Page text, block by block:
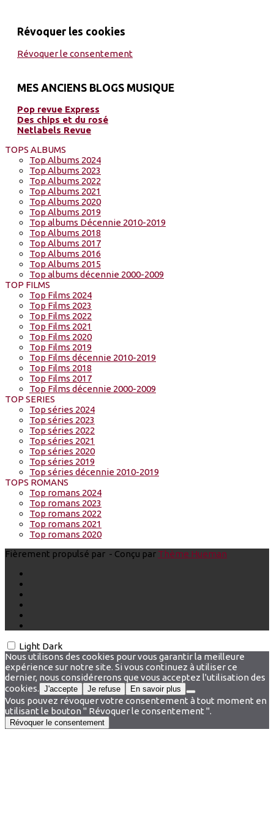
Révoquer les cookies
Révoquer le consentement
MES ANCIENS BLOGS MUSIQUE
Pop revue Express
Des chips et du rosé
Netlabels Revue
TOPS ALBUMS
Top Albums 2024
Top Albums 2023
Top Albums 2022
Top Albums 2021
Top Albums 2020
Top Albums 2019
Top albums Décennie 2010-2019
Top Albums 2018
Top Albums 2017
Top Albums 2016
Top Albums 2015
Top albums décennie 2000-2009
TOP FILMS
Top Films 2024
Top Films 2023
Top Films 2022
Top Films 2021
Top Films 2020
Top Films 2019
Top Films décennie 2010-2019
Top Films 2018
Top Films 2017
Top Films décennie 2000-2009
TOP SERIES
Top séries 2024
Top séries 2023
Top séries 2022
Top séries 2021
Top séries 2020
Top séries 2019
Top séries décennie 2010-2019
TOPS ROMANS
Top romans 2024
Top romans 2023
Top romans 2022
Top romans 2021
Top romans 2020
Fièrement propulsé par - Conçu par Thème Hueman
Light Dark
Nous utilisons des cookies pour vous garantir la meilleure
expérience sur notre site. Si vous continuez à utiliser ce
dernier, nous considérerons que vous acceptez l'utilisation des
cookies. J'accepte Je refuse En savoir plus
Vous pouvez révoquer votre consentement à tout moment en
utilisant le bouton " Révoquer le consentement ".
Révoquer le consentement